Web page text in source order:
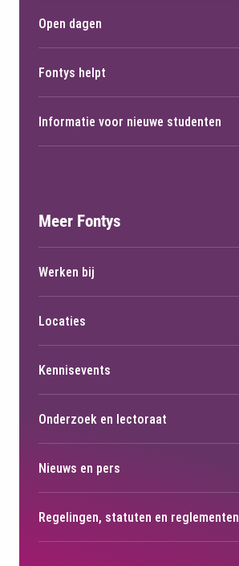
Open dagen
Fontys helpt
Informatie voor nieuwe studenten
Meer Fontys
Werken bij
Locaties
Kennisevents
Onderzoek en lectoraat
Nieuws en pers
Regelingen, statuten en reglementen